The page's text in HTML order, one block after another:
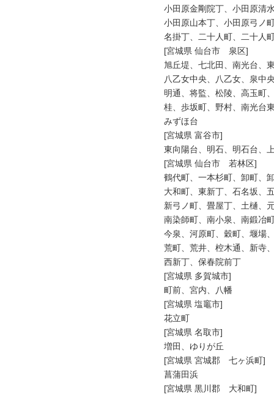
小田原金剛院丁、小田原清
小田原山本丁、小田原弓ノ
名掛丁、二十人町、二十人
[宮城県 仙台市　泉区]
旭丘堤、七北田、南光台、
八乙女中央、八乙女、泉中
明通、将監、松陵、高玉町
桂、歩坂町、野村、南光台
みずほ台
[宮城県 富谷市]
東向陽台、明石、明石台、
[宮城県 仙台市　若林区]
鶴代町、一本杉町、卸町、
大和町、東新丁、石名坂、
新弓ノ町、畳屋丁、土樋、
南染師町、南小泉、南鍛冶
今泉、河原町、穀町、堰場
荒町、荒井、椌木通、新寺
西新丁、保春院前丁
[宮城県 多賀城市]
町前、宮内、八幡
[宮城県 塩竈市]
花立町
[宮城県 名取市]
増田、ゆりが丘
[宮城県 宮城郡　七ヶ浜町]
菖蒲田浜
[宮城県 黒川郡　大和町]